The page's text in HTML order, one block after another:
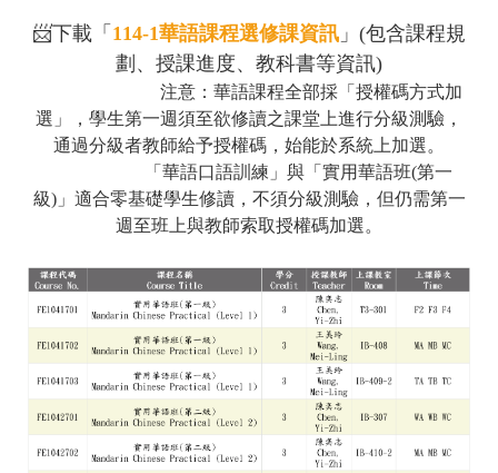
📨下載「 114-1華語課程選修課資訊 」(包含課程規
劃、授課進度、教科書等資訊)
注意：華語課程全部採「授權碼方式加
選」，學生第一週須至欲修讀之課堂上進行分級測驗，
通過分級者教師給予授權碼，始能於系統上加選。
「華語口語訓練」與「實用華語班(第一
級)」適合零基礎學生修讀，不須分級測驗，但仍需第一
週至班上與教師索取授權碼加選。